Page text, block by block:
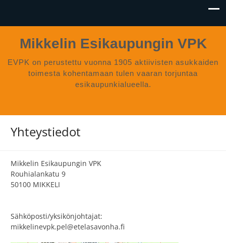
Mikkelin Esikaupungin VPK
EVPK on perustettu vuonna 1905 aktiivisten asukkaiden
toimesta kohentamaan tulen vaaran torjuntaa
esikaupunkialueella.
Yhteystiedot
Mikkelin Esikaupungin VPK
Rouhialankatu 9
50100 MIKKELI
Sähköposti/yksikönjohtajat:
mikkelinevpk.pel@etelasavonha.fi